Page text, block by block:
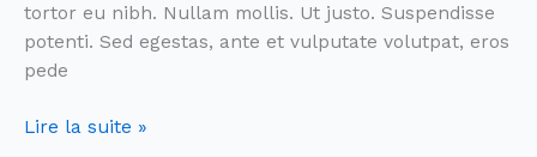
tortor eu nibh. Nullam mollis. Ut justo. Suspendisse
potenti. Sed egestas, ante et vulputate volutpat, eros
pede
Lire la suite »